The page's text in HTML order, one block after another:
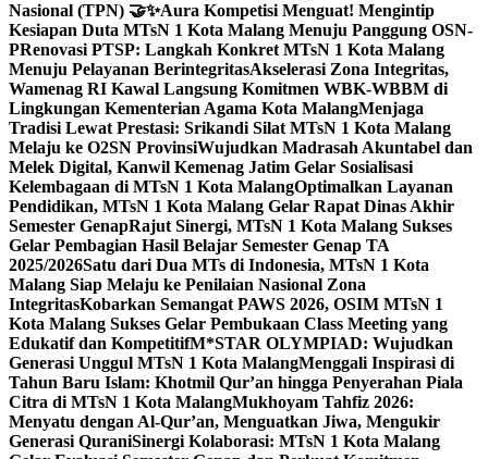
Nasional (TPN) 🤝✨Aura Kompetisi Menguat! Mengintip
Kesiapan Duta MTsN 1 Kota Malang Menuju Panggung OSN-
PRenovasi PTSP: Langkah Konkret MTsN 1 Kota Malang
Menuju Pelayanan BerintegritasAkselerasi Zona Integritas,
Wamenag RI Kawal Langsung Komitmen WBK-WBBM di
Lingkungan Kementerian Agama Kota MalangMenjaga
Tradisi Lewat Prestasi: Srikandi Silat MTsN 1 Kota Malang
Melaju ke O2SN ProvinsiWujudkan Madrasah Akuntabel dan
Melek Digital, Kanwil Kemenag Jatim Gelar Sosialisasi
Kelembagaan di MTsN 1 Kota MalangOptimalkan Layanan
Pendidikan, MTsN 1 Kota Malang Gelar Rapat Dinas Akhir
Semester GenapRajut Sinergi, MTsN 1 Kota Malang Sukses
Gelar Pembagian Hasil Belajar Semester Genap TA
2025/2026Satu dari Dua MTs di Indonesia, MTsN 1 Kota
Malang Siap Melaju ke Penilaian Nasional Zona
IntegritasKobarkan Semangat PAWS 2026, OSIM MTsN 1
Kota Malang Sukses Gelar Pembukaan Class Meeting yang
Edukatif dan KompetitifM*STAR OLYMPIAD: Wujudkan
Generasi Unggul MTsN 1 Kota MalangMenggali Inspirasi di
Tahun Baru Islam: Khotmil Qur’an hingga Penyerahan Piala
Citra di MTsN 1 Kota MalangMukhoyam Tahfiz 2026:
Menyatu dengan Al-Qur’an, Menguatkan Jiwa, Mengukir
Generasi QuraniSinergi Kolaborasi: MTsN 1 Kota Malang